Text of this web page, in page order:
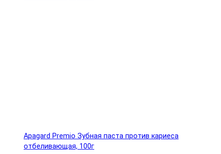
Apagard Premio Зубная паста против кариеса
отбеливающая, 100г